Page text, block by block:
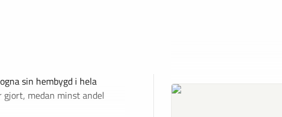
sin hembygd i hela
gjort, medan minst andel